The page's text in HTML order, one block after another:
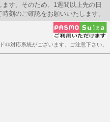
す。そのため、1週間以上先の日
刻のご確認をお願いいたします。
非対応系統がございます。ご注意下さい。